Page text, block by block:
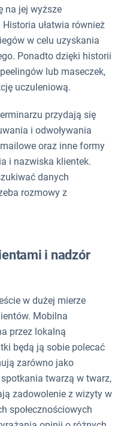
na jej wyższe
ułatwia również
w celu uzyskania
Ponadto dzięki historii
lub maseczek,
uczuleniową.
przydają się
i odwoływania
oraz inne formy
i nazwiska klientek.
danych
rozmowy z
i nadzór
w dużej mierze
Mobilna
przez lokalną
będą ją sobie polecać
zarówno jako
twarzą w twarz,
zadowolenie z wizyty w
społecznościowych